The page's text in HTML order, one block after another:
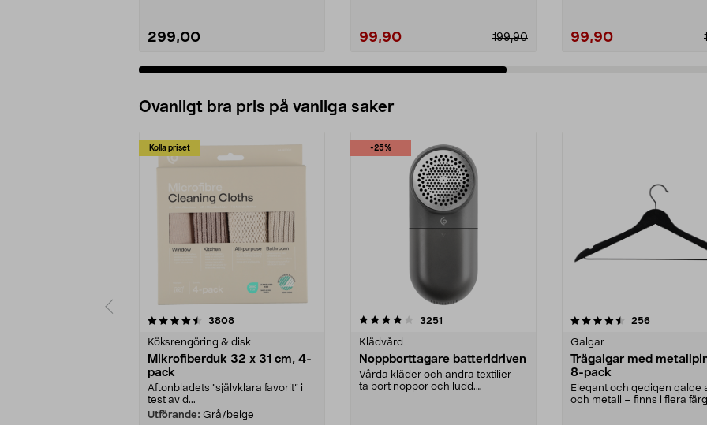
299,00 99,90 199,90 99,90
Ovanligt bra pris på vanliga saker
Kolla priset
3808recensioner
Köksrengöring & disk
Mikrofiberduk 32 x 31 cm, 4-
pack
Aftonbladets "självklara favorit” i
test av d...
Utförande: Grå/beige
-25%
4.0av 5 stjärnor 3251
Klädvård
Noppborttagare batteridriven
Vårda kläder och andra textilier –
ta bort noppor och ludd.
4.5av 5 stjärnor 256recensioner
Galgar
Trägalgar med
8-pack
Elegant och gedigen galge
och metall – finns i flera
4.0av 5 stjärnor